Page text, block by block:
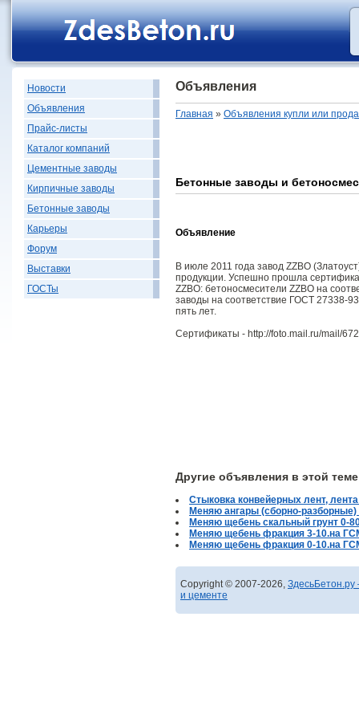
Новости
Объявления
Прайс-листы
Каталог компаний
Цементные заводы
Кирпичные заводы
Бетонные заводы
Карьеры
Форум
Выставки
ГОСТы
Объявления
Главная » Объявления купли или
Бетонные заводы и
Объявление
В июле 2011 года завод ZZBO
продукции. Успешно прошла
ZZBO: бетоносмесители ZZBO на
заводы на соответствие ГОСТ 27338-
пять лет.
Сертификаты - http://foto.mail.ru/mail/
Другие объявления в этой теме
Стыковка конвейерных лент,
Меняю ангары (сборно-
Меняю щебень скальный грунт 0-
Меняю щебень фракция 3-10.на
Меняю щебень фракция 0-10.на
Copyright © 2007-2026,
и цементе